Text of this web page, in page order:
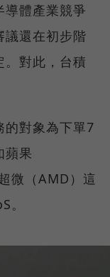
體產業競爭
議還在初步階
對此，台積
的對象為下單7
蘋果
微（AMD）這
。